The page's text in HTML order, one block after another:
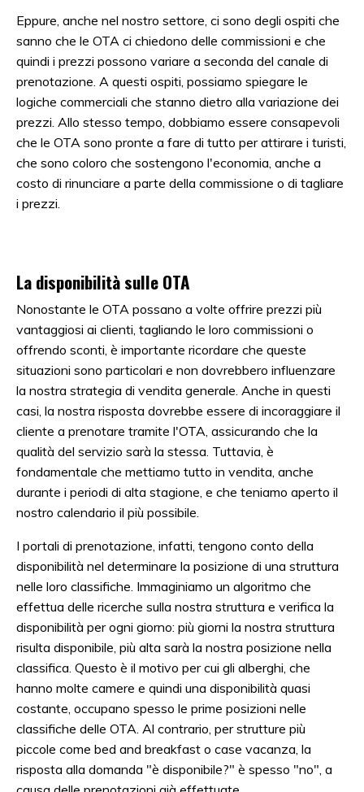
Eppure, anche nel nostro settore, ci sono degli ospiti che
sanno che le OTA ci chiedono delle commissioni e che
quindi i prezzi possono variare a seconda del canale di
prenotazione. A questi ospiti, possiamo spiegare le
logiche commerciali che stanno dietro alla variazione dei
prezzi. Allo stesso tempo, dobbiamo essere consapevoli
che le OTA sono pronte a fare di tutto per attirare i turisti,
che sono coloro che sostengono l'economia, anche a
costo di rinunciare a parte della commissione o di tagliare
i prezzi.
La disponibilità sulle OTA
Nonostante le OTA possano a volte offrire prezzi più
vantaggiosi ai clienti, tagliando le loro commissioni o
offrendo sconti, è importante ricordare che queste
situazioni sono particolari e non dovrebbero influenzare
la nostra strategia di vendita generale. Anche in questi
casi, la nostra risposta dovrebbe essere di incoraggiare il
cliente a prenotare tramite l'OTA, assicurando che la
qualità del servizio sarà la stessa. Tuttavia, è
fondamentale che mettiamo tutto in vendita, anche
durante i periodi di alta stagione, e che teniamo aperto il
nostro calendario il più possibile.
I portali di prenotazione, infatti, tengono conto della
disponibilità nel determinare la posizione di una struttura
nelle loro classifiche. Immaginiamo un algoritmo che
effettua delle ricerche sulla nostra struttura e verifica la
disponibilità per ogni giorno: più giorni la nostra struttura
risulta disponibile, più alta sarà la nostra posizione nella
classifica. Questo è il motivo per cui gli alberghi, che
hanno molte camere e quindi una disponibilità quasi
costante, occupano spesso le prime posizioni nelle
classifiche delle OTA. Al contrario, per strutture più
piccole come bed and breakfast o case vacanza, la
risposta alla domanda "è disponibile?" è spesso "no", a